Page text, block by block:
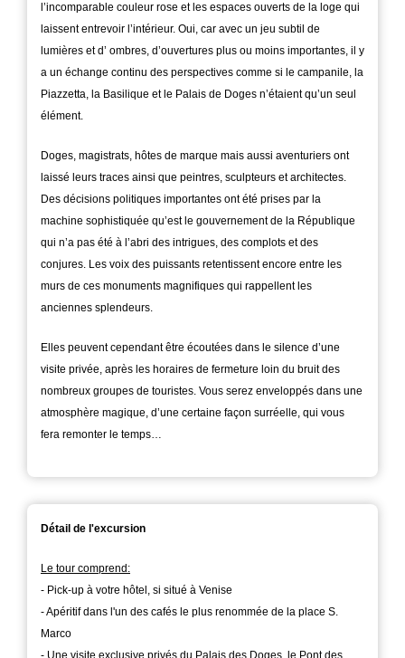
l’incomparable couleur rose et les espaces ouverts de la loge qui
laissent entrevoir l’intérieur. Oui, car avec un jeu subtil de
lumières et d’ ombres, d’ouvertures plus ou moins importantes, il y
a un échange continu des perspectives comme si le campanile, la
Piazzetta, la Basilique et le Palais de Doges n’étaient qu’un seul
élément.
Doges, magistrats, hôtes de marque mais aussi aventuriers ont
laissé leurs traces ainsi que peintres, sculpteurs et architectes.
Des décisions politiques importantes ont été prises par la
machine sophistiquée qu’est le gouvernement de la République
qui n’a pas été à l’abri des intrigues, des complots et des
conjures. Les voix des puissants retentissent encore entre les
murs de ces monuments magnifiques qui rappellent les
anciennes splendeurs.
Elles peuvent cependant être écoutées dans le silence d’une
visite privée, après les horaires de fermeture loin du bruit des
nombreux groupes de touristes. Vous serez enveloppés dans une
atmosphère magique, d’une certaine façon surréelle, qui vous
fera remonter le temps…
Détail de l'excursion
Le tour comprend:
- Pick-up à votre hôtel, si situé à Venise
- Apéritif dans l'un des cafés le plus renommée de la place S.
Marco